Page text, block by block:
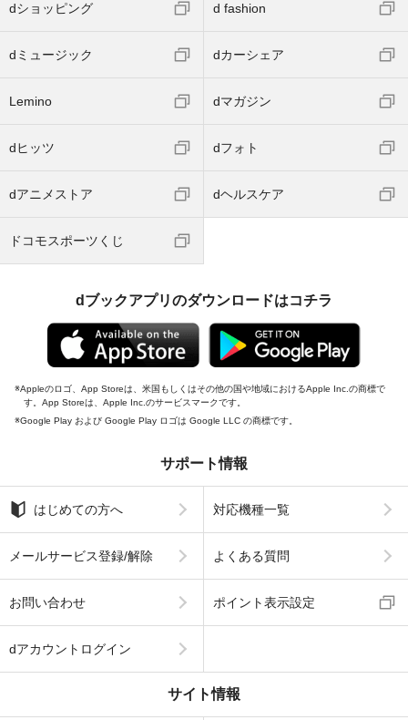
dショッピング d fashion
dミュージック dカーシェア
Lemino dマガジン
dヒッツ dフォト
dアニメストア dヘルスケア
ドコモスポーツくじ
dブックアプリのダウンロードはコチラ
Appleのロゴ、App Storeは、米国もしくはその他の国や地域におけるApple Inc.の商標で
す。App Storeは、Apple Inc.のサービスマークです。
Google Play および Google Play ロゴは Google LLC の商標です。
サポート情報
はじめての方へ 対応機種一覧
メールサービス登録/解除 よくある質問
お問い合わせ ポイント表示設定
dアカウントログイン
サイト情報